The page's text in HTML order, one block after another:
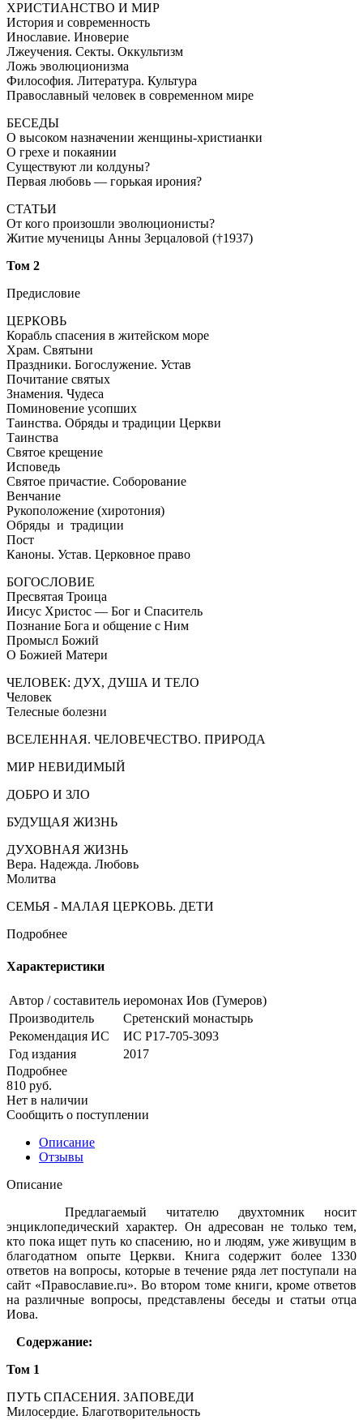
ХРИСТИАНСТВО И МИР
История и современность
Инославие. Иноверие
Лжеучения. Секты. Оккультизм
Ложь эволюционизма
Философия. Литература. Культура
Православный человек в современном мире
БЕСЕДЫ
О высоком назначении женщины-христианки
О грехе и покаянии
Существуют ли колдуны?
Первая любовь — горькая ирония?
СТАТЬИ
От кого произошли эволюционисты?
Житие мученицы Анны Зерцаловой (†1937)
Том 2
Предисловие
ЦЕРКОВЬ
Корабль спасения в житейском море
Храм. Святыни
Праздники. Богослужение. Устав
Почитание святых
Знамения. Чудеса
Поминовение усопших
Таинства. Обряды и традиции Церкви
Таинства
Святое крещение
Исповедь
Святое причастие. Соборование
Венчание
Рукоположение (хиротония)
Обряды и традиции
Пост
Каноны. Устав. Церковное право
БОГОСЛОВИЕ
Пресвятая Троица
Иисус Христос — Бог и Спаситель
Познание Бога и общение с Ним
Промысл Божий
О Божией Матери
ЧЕЛОВЕК: ДУХ, ДУША И ТЕЛО
Человек
Телесные болезни
ВСЕЛЕННАЯ. ЧЕЛОВЕЧЕСТВО. ПРИРОДА
МИР НЕВИДИМЫЙ
ДОБРО И ЗЛО
БУДУЩАЯ ЖИЗНЬ
ДУХОВНАЯ ЖИЗНЬ
Вера. Надежда. Любовь
Молитва
СЕМЬЯ - МАЛАЯ ЦЕРКОВЬ. ДЕТИ
Подробнее
Характеристики
Автор / составитель иеромонах Иов (Гумеров)
Производитель
Сретенский монастырь
Рекомендация ИС
ИС Р17-705-3093
Год издания
2017
Подробнее
810 руб.
Нет в наличии
Сообщить о поступлении
Описание
Отзывы
Описание
Предлагаемый читателю двухтомник носит
энциклопедический характер. Он адресован не только тем,
кто пока ищет путь ко спасению, но и людям, уже живущим в
благодатном опыте Церкви. Книга содержит более 1330
ответов на вопросы, которые в течение ряда лет поступали на
сайт «Православие.ru». Во втором томе книги, кроме ответов
на различные вопросы, представлены беседы и статьи отца
Иова.
Содержание:
Том 1
ПУТЬ СПАСЕНИЯ. ЗАПОВЕДИ
Милосердие. Благотворительность